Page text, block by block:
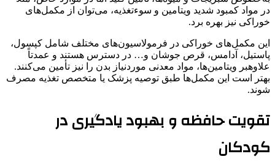
در مواد کمبود شدید ویتامین و سوءتغذیه، می‌توان از مکمل‌های
خوراکی نیز بهره برد.
این مکمل‌های خوراکی در فرمولاسیون‌های مختلف شامل کپسول،
پاستیل، آدامس، قرص جوشان و… در دسترس هستند و عمدتاً
علاوه‍بر ویتامین‌ها، مواد معدنی موردنیاز بدن را نیز تأمین می‌کنند.
بهتر است این مکمل‌ها طبق توصیه‌ پزشک یا متخصص تغذیه مصرف
شوند.
تقویت حافظه و بهبود یادگیری در
کودکان